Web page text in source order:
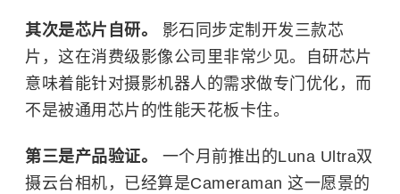
其次是芯片自研。
影石同步定制开发三款芯
片，这在消费级影像公司里非常少见。自研芯片
意味着能针对摄影机器人的需求做专门优化，而
不是被通用芯片的性能天花板卡住。
第三是产品验证。
一个月前推出的Luna Ultra双
摄云台相机，已经算是Cameraman 这一愿景的